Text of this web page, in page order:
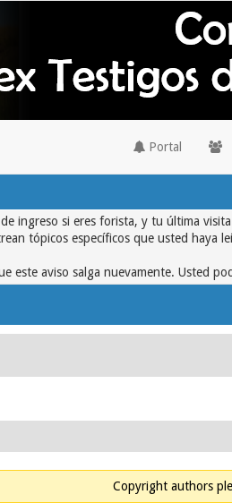
Portal
ingreso si eres forista, y tu última
tópicos específicos que usted haya
este aviso salga nuevamente. Usted
Copyright authors